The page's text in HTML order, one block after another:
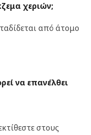
χεριών;
από άτομο
να επανέλθει
στους